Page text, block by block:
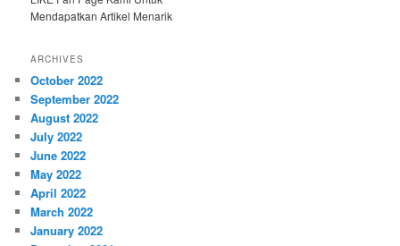
Mendapatkan Artikel Menarik
ARCHIVES
October 2022
September 2022
August 2022
July 2022
June 2022
May 2022
April 2022
March 2022
January 2022